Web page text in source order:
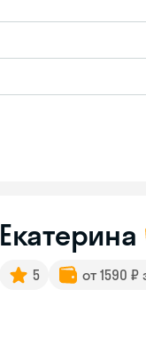
Екатерина
5 от 1590 ₽